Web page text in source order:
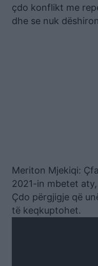
çdo konflikt me
dhe se nuk
Meriton Mjekiqi:
2021-in mbetet
Çdo përgjigje që
të keqkuptohet.